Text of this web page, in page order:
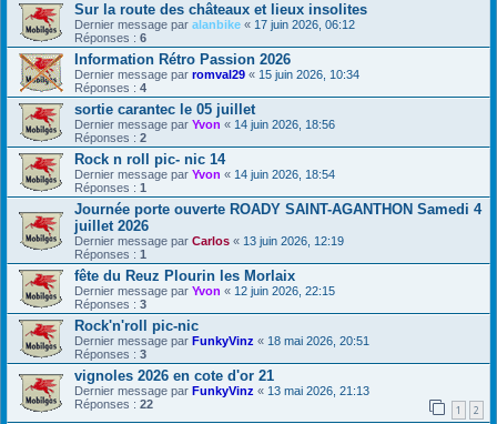
Sur la route des châteaux et lieux insolites
Dernier message par alanbike « 17 juin 2026, 06:12
Réponses : 6
Information Rétro Passion 2026
Dernier message par romval29 « 15 juin 2026, 10:34
Réponses : 4
sortie carantec le 05 juillet
Dernier message par Yvon « 14 juin 2026, 18:56
Réponses : 2
Rock n roll pic- nic 14
Dernier message par Yvon « 14 juin 2026, 18:54
Réponses : 1
Journée porte ouverte ROADY SAINT-AGANTHON Samedi 4
juillet 2026
Dernier message par Carlos « 13 juin 2026, 12:19
Réponses : 1
fête du Reuz Plourin les Morlaix
Dernier message par Yvon « 12 juin 2026, 22:15
Réponses : 3
Rock'n'roll pic-nic
Dernier message par FunkyVinz « 18 mai 2026, 20:51
Réponses : 3
vignoles 2026 en cote d'or 21
Dernier message par FunkyVinz « 13 mai 2026, 21:13
Réponses : 22 1 2